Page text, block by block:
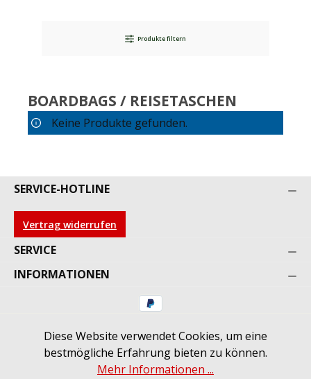
Produkte filtern
BOARDBAGS / REISETASCHEN
Keine Produkte gefunden.
SERVICE-HOTLINE
Vertrag widerrufen
SERVICE
INFORMATIONEN
* Alle Preise inkl. gesetzl. Mehrwertsteuer zzgl.
Versandkostenund ggf. Nachnahmegebühren, wenn
nicht anders angegeben.
Diese Website verwendet Cookies, um eine
bestmögliche Erfahrung bieten zu können.
Mehr Informationen ...